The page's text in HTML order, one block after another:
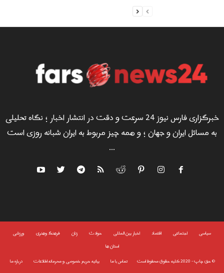
خبرگزاری فارس نیوز 24 سرعت و دقت در انتشار اخبار ؛ نگاه تحلیلی
به مسائل ایران و جهان ؛ و همه چیز مربوط به ایران شبانه روزی است
...
سياسى اجتماعی اقتصاد اخبار بین المللی حوادث زنان فرهنگ وهنری
ورزشی
استان ها
©
تماس با ما بیانیه حریم خصوصی و محرمانه اطلاعات درباره ما حق چاپ - 2020 کلیه حقوق محفوظ است